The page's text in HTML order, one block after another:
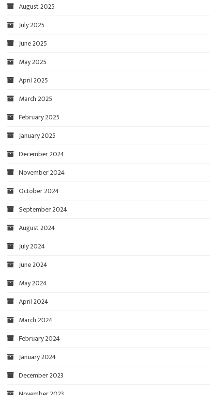
August 2025
July 2025
June 2025
May 2025
April 2025
March 2025
February 2025
January 2025
December 2024
November 2024
October 2024
September 2024
August 2024
July 2024
June 2024
May 2024
April 2024
March 2024
February 2024
January 2024
December 2023